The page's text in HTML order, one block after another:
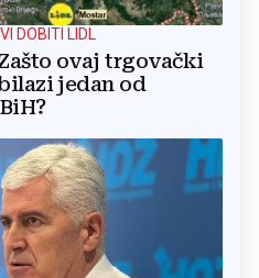
DOBITI LIDL
ovaj trgovački
jedan od